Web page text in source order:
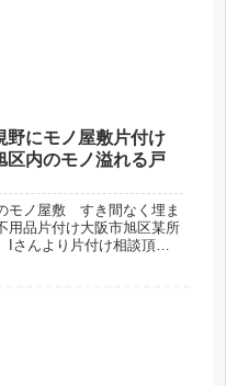
野にモノ屋敷片付け
区内のモノ溢れる戸
モノ屋敷 すき間なく埋ま
用品片付け大阪市旭区某所
Iさんより片付け相談頂